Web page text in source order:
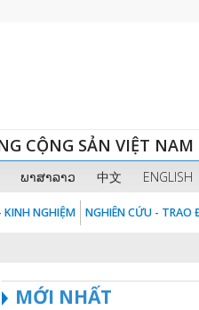
CỘNG SẢN VIỆT NAM
ພາສາລາວ 中文 ENGLISH
NGHIỆM NGHIÊN CỨU - TRAO
MỚI NHẤT